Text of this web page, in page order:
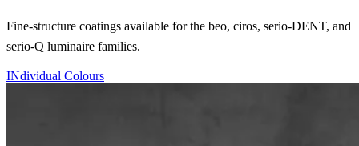
Fine-structure coatings available for the beo, ciros, serio-DENT, and
serio-Q luminaire families.
INdividual Colours